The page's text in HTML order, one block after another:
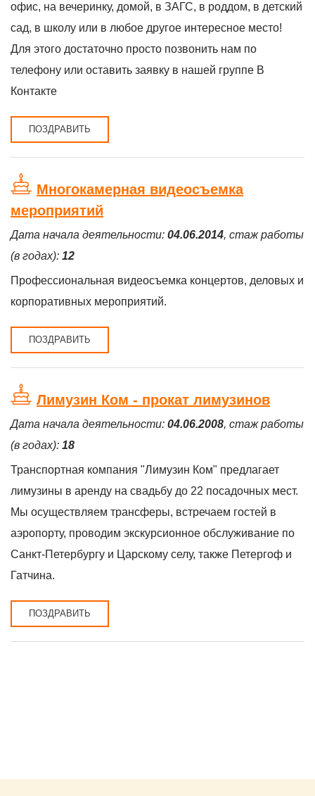
офис, на вечеринку, домой, в ЗАГС, в роддом, в детский
сад, в школу или в любое другое интересное место!
Для этого достаточно просто позвонить нам по
телефону или оставить заявку в нашей группе В
Контакте
ПОЗДРАВИТЬ
Многокамерная видеосъемка
мероприятий
Дата начала деятельности: 04.06.2014, стаж работы
(в годах): 12
Профессиональная видеосъемка концертов, деловых и
корпоративных мероприятий.
ПОЗДРАВИТЬ
Лимузин Ком - прокат лимузинов
Дата начала деятельности: 04.06.2008, стаж работы
(в годах): 18
Транспортная компания "Лимузин Ком" предлагает
лимузины в аренду на свадьбу до 22 посадочных мест.
Мы осуществляем трансферы, встречаем гостей в
аэропорту, проводим экскурсионное обслуживание по
Санкт-Петербургу и Царскому селу, также Петергоф и
Гатчина.
ПОЗДРАВИТЬ